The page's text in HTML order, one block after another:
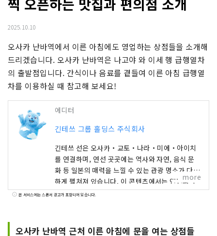
찍 오픈하는 맛집과 편의점 소개
2025.10.10
오사카 난바역에서 이른 아침에도 영업하는 상점들을 소개해
드리겠습니다. 오사카 난바역은 나고야 와 이세 행 급행열차
의 출발점입니다. 간식이나 음료를 곁들여 이른 아침 급행열
차를 이용하실 때 참고해 보세요!
에디터
긴테쓰 그룹 홀딩스 주식회사
긴테쓰 선은 오사카・교토・나라・미에・아이치
를 연결하며, 연선 곳곳에는 역사와 자연, 음식 문
화 등 일본의 매력을 느낄 수 있는 관광 명소가 다양
하게 펼쳐져 있습니다. 이 콘텐츠에서는 연선의 주
요 관광지를 비롯해 추천 레스토랑과 호텔, 여행 중
의 아고만(英虞湾)입니다. 진주의 고장으로 알려진
more
본 서비스에는 스폰서 광고가 포함되어 있습니다.
오사카 난바역 근처 이른 아침에 문을 여는 상점들